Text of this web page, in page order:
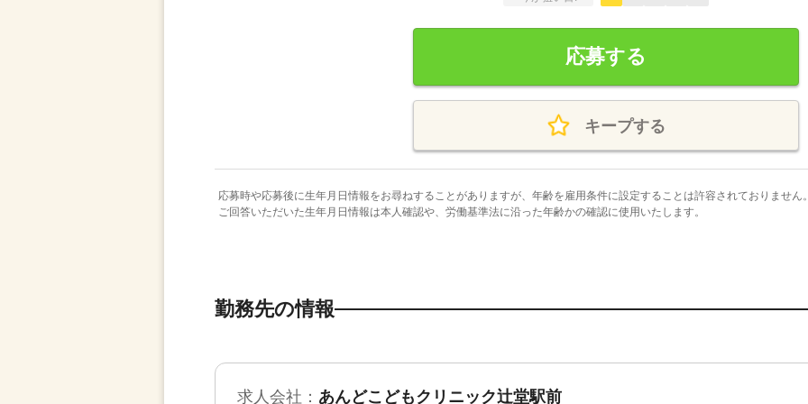
応募する
キープする
応募時や応募後に生年月日情報をお尋ねすることがありますが、年齢を雇用条件に設定することは許容されておりません
ご回答いただいた生年月日情報は本人確認や、労働基準法に沿った年齢かの確認に使用いたします。
勤務先の情報
求人会社： あんどこどもクリニック辻堂駅前